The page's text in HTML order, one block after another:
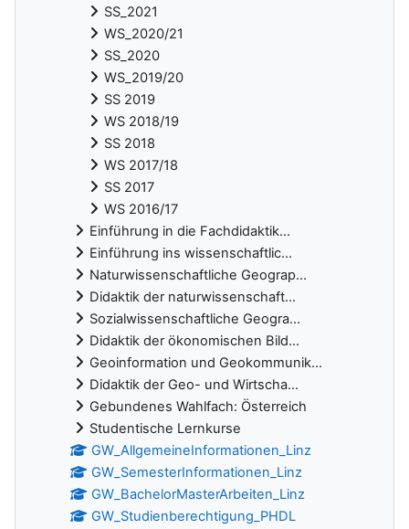
SS_2021
WS_2020/21
SS_2020
WS_2019/20
SS 2019
WS 2018/19
SS 2018
WS 2017/18
SS 2017
WS 2016/17
Einführung in die Fachdidaktik...
Einführung ins wissenschaftlic...
Naturwissenschaftliche Geograp...
Didaktik der naturwissenschaft...
Sozialwissenschaftliche Geogra...
Didaktik der ökonomischen Bild...
Geoinformation und Geokommunik...
Didaktik der Geo- und Wirtscha...
Gebundenes Wahlfach: Österreich
Studentische Lernkurse
GW_AllgemeineInformationen_Linz
GW_SemesterInformationen_Linz
GW_BachelorMasterArbeiten_Linz
GW_Studienberechtigung_PHDL